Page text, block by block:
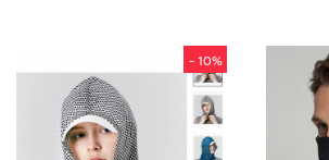
- 10%